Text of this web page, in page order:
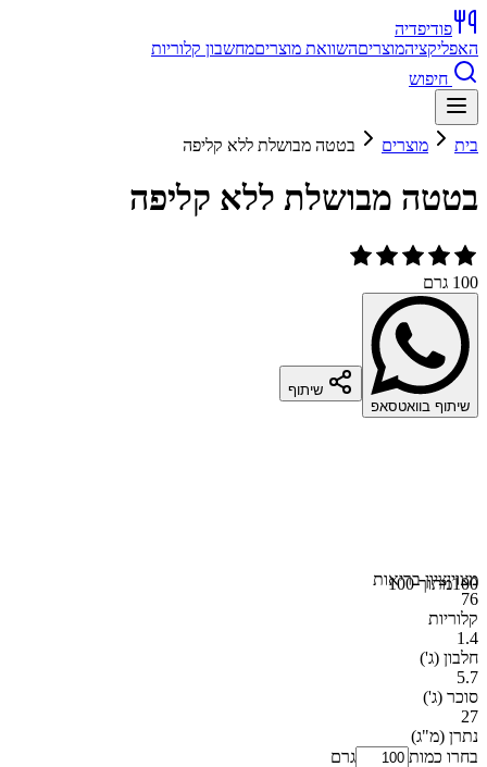
פודיפדיה
האפליקציהמוצריםהשוואת מוצריםמחשבון קלוריות
חיפוש
בית מוצרים בטטה מבושלת ללא קליפה
בטטה מבושלת ללא קליפה
100 גרם
שיתוף בוואטסאפ
שיתוף
100מתוך 100מצויןציון בריאות
76
קלוריות
1.4
חלבון (ג')
5.7
סוכר (ג')
27
נתרן (מ"ג)
בחרו כמות
גרם